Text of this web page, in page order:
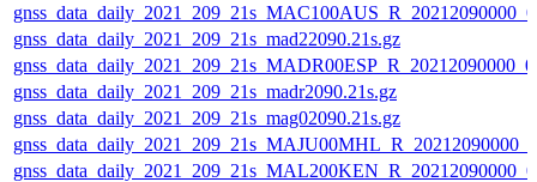
gnss_data_daily_2021_209_21s_mad22090.21s.gz
gnss_data_daily_2021_209_21s_madr2090.21s.gz
gnss_data_daily_2021_209_21s_mag02090.21s.gz